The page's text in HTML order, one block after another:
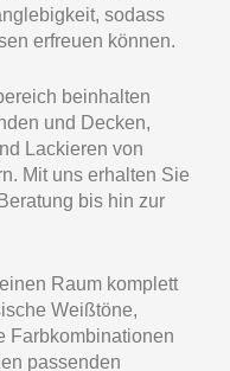
sodass
erfreuen können.
beinhalten
und Decken,
Lackieren von
Mit uns erhalten Sie
bis hin zur
Raum komplett
Weißtöne,
Farbkombinationen
passenden